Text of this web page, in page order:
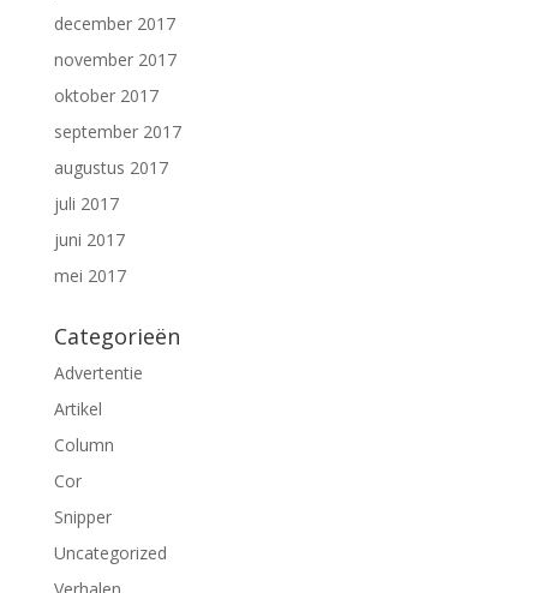
december 2017
november 2017
oktober 2017
september 2017
augustus 2017
juli 2017
juni 2017
mei 2017
Categorieën
Advertentie
Artikel
Column
Cor
Snipper
Uncategorized